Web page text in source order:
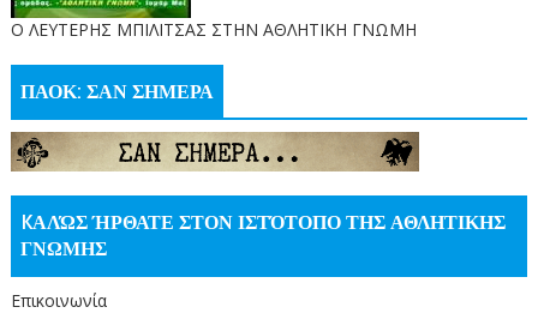
O ΛΕΥΤΕΡΗΣ ΜΠΙΛΙΤΣΑΣ ΣΤΗΝ ΑΘΛΗΤΙΚΗ ΓΝΩΜΗ
ΠΑΟΚ: ΣΑΝ ΣΗΜΕΡΑ
KΑΛΏΣ ΉΡΘΑΤΕ ΣΤΟΝ ΙΣΤΌΤΟΠΟ ΤΗΣ ΑΘΛΗΤΙΚΗΣ
ΓΝΩΜΗΣ
Επικοινωνία